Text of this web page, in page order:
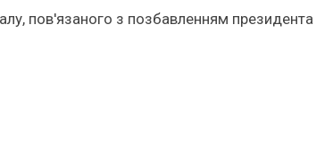
пов'язаного з позбавленням